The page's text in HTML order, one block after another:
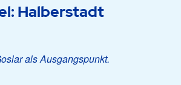
Halberstadt
als Ausgangspunkt.